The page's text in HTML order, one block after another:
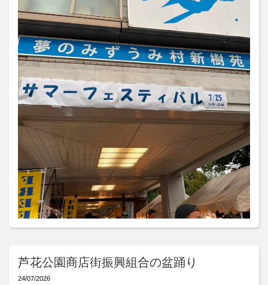
芦花公園商店街振興組合の盆踊り
24/07/2026